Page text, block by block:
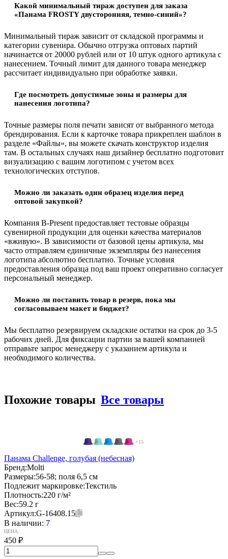
Какой минимальный тираж доступен для заказа
«Панама FROSTY двусторонняя, темно-синий»?
Минимальный тираж зависит от складской программы и
категории сувенира. Обычно отгрузка оптовых партий
начинается от 20000 рублей или от 10 штук одного артикула с
нанесением. Точный лимит для данного товара менеджер
рассчитает индивидуально при обработке заявки.
Где посмотреть допустимые зоны и размеры для
нанесения логотипа?
Точные размеры поля печати зависят от выбранного метода
брендирования. Если к карточке товара прикреплен шаблон в
разделе «Файлы», вы можете скачать конструктор изделия
там. В остальных случаях наш дизайнер бесплатно подготовит
визуализацию с вашим логотипом с учетом всех
технологических отступов.
Можно ли заказать один образец изделия перед
оптовой закупкой?
Компания B-Present предоставляет тестовые образцы
сувенирной продукции для оценки качества материалов
«вживую». В зависимости от базовой цены артикула, мы
часто отправляем единичные экземпляры без нанесения
логотипа абсолютно бесплатно. Точные условия
предоставления образца под ваш проект оперативно согласует
персональный менеджер.
Можно ли поставить товар в резерв, пока мы
согласовываем макет и бюджет?
Мы бесплатно резервируем складские остатки на срок до 3-5
рабочих дней. Для фиксации партии за вашей компанией
отправьте запрос менеджеру с указанием артикула и
необходимого количества.
Похожие товары Все товары
+15
Панама Challenge, голубая (небесная)
Бренд:Molti
Размеры:56-58; поля 6,5 см
Подлежит маркировке:Текстиль
Плотность:220 г/м²
Вес:59.2 г
Артикул:G-16408.15
В наличии: 7
ЦЕНА:
450 ₽